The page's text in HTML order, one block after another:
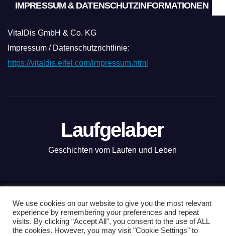
IMPRESSUM & DATENSCHUTZINFORMATIONEN
VitalDis GmbH & Co. KG
Impressum / Datenschutzrichtlinie:
https://vitaldis.eifel.com/impressum.html
Laufgelaber
Geschichten vom Laufen und Leben
Mit Stolz präsentiert von WordPress
Theme: News Live by
Themeansar.
We use cookies on our website to give you the most relevant
experience by remembering your preferences and repeat
visits. By clicking “Accept All”, you consent to the use of ALL
the cookies. However, you may visit "Cookie Settings" to